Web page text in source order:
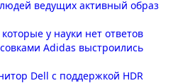
ведущих активный образ
у науки нет ответов
Adidas выстроились
Dell с поддержкой HDR